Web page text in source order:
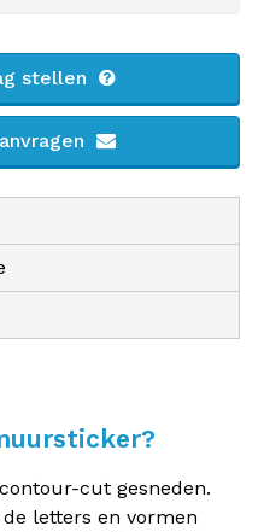
stellen
cut gesneden.
letters en vormen